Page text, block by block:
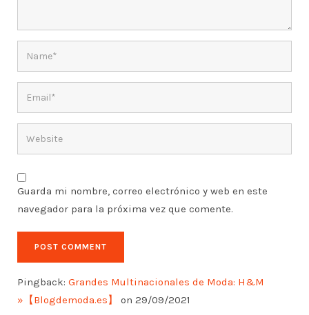
Guarda mi nombre, correo electrónico y web en este
navegador para la próxima vez que comente.
Pingback: Grandes Multinacionales de Moda: H&M
»【Blogdemoda.es】
on 29/09/2021